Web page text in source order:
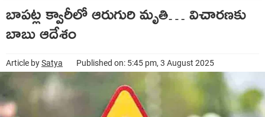
బాపట్ల క్వారీలో ఆరుగురి మృతి… విచారణకు
బాబు ఆదేశం
Article bySatya Published on: 5:45 pm, 3 August 2025